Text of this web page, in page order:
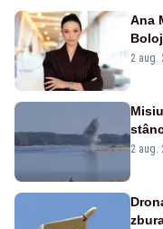
Ana
2 aug.
2 aug.